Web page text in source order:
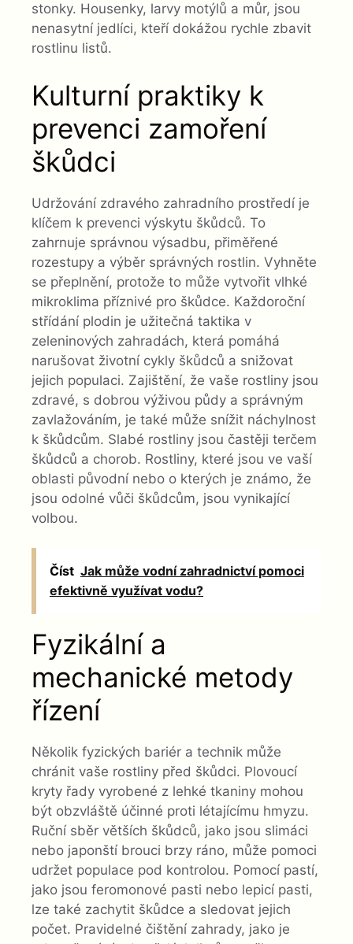
stonky. Housenky, larvy motýlů a můr, jsou
nenasytní jedlíci, kteří dokážou rychle zbavit
rostlinu listů.
Kulturní praktiky k
prevenci zamoření
škůdci
Udržování zdravého zahradního prostředí je
klíčem k prevenci výskytu škůdců. To
zahrnuje správnou výsadbu, přiměřené
rozestupy a výběr správných rostlin. Vyhněte
se přeplnění, protože to může vytvořit vlhké
mikroklima příznivé pro škůdce. Každoroční
střídání plodin je užitečná taktika v
zeleninových zahradách, která pomáhá
narušovat životní cykly škůdců a snižovat
jejich populaci. Zajištění, že vaše rostliny jsou
zdravé, s dobrou výživou půdy a správným
zavlažováním, je také může snížit náchylnost
k škůdcům. Slabé rostliny jsou častěji terčem
škůdců a chorob. Rostliny, které jsou ve vaší
oblasti původní nebo o kterých je známo, že
jsou odolné vůči škůdcům, jsou vynikající
volbou.
Číst Jak může vodní zahradnictví pomoci
efektivně využívat vodu?
Fyzikální a
mechanické metody
řízení
Několik fyzických bariér a technik může
chránit vaše rostliny před škůdci. Plovoucí
kryty řady vyrobené z lehké tkaniny mohou
být obzvláště účinné proti létajícímu hmyzu.
Ruční sběr větších škůdců, jako jsou slimáci
nebo japonští brouci brzy ráno, může pomoci
udržet populace pod kontrolou. Pomocí pastí,
jako jsou feromonové pasti nebo lepicí pasti,
lze také zachytit škůdce a sledovat jejich
počet. Pravidelné čištění zahrady, jako je